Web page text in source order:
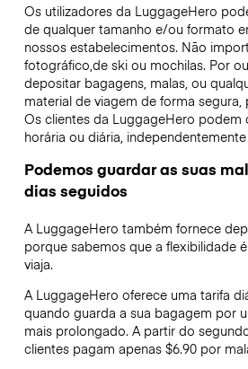
Os utilizadores da LuggageHero
de qualquer tamanho e/ou formato
nossos estabelecimentos. Não
fotográfico,de ski ou mochilas. Por
depositar bagagens, malas, ou
material de viagem de forma
Os clientes da LuggageHero podem
horária ou diária,
Podemos guardar as suas
dias seguidos
A LuggageHero também fornece
porque sabemos que a flexibilidade
viaja.
A LuggageHero oferece uma tarifa
quando guarda a sua bagagem por
mais prolongado. A partir do
clientes pagam apenas $6.90 por